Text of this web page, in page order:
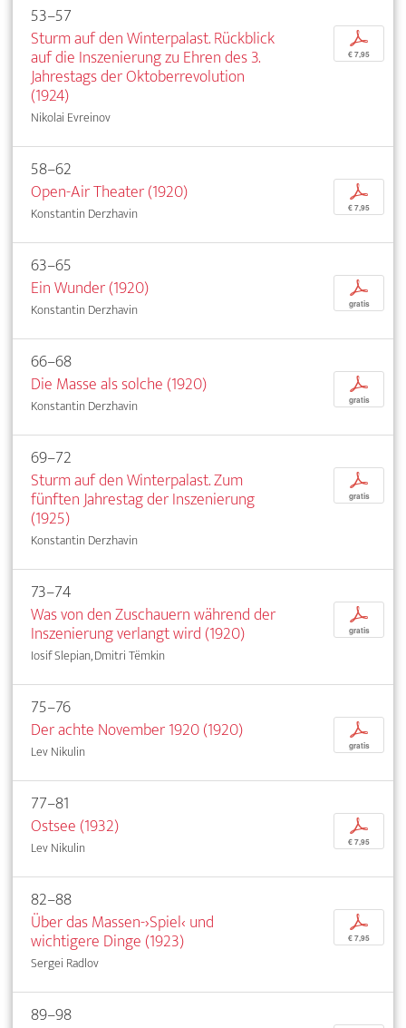
53–57
Sturm auf den Winterpalast. Rückblick
auf die Inszenierung zu Ehren des 3.
Jahrestags der Oktoberrevolution
(1924)
Nikolai Evreinov
p
€ 7,95
58–62
Open-Air Theater (1920)
Konstantin Derzhavin
p
€ 7,95
63–65
Ein Wunder (1920)
Konstantin Derzhavin
p
gratis
66–68
Die Masse als solche (1920)
Konstantin Derzhavin
p
gratis
69–72
Sturm auf den Winterpalast. Zum
fünften Jahrestag der Inszenierung
(1925)
Konstantin Derzhavin
p
gratis
73–74
Was von den Zuschauern während der
Inszenierung verlangt wird (1920)
Iosif Slepian, Dmitri Tëmkin
p
gratis
75–76
Der achte November 1920 (1920)
Lev Nikulin
p
gratis
77–81
Ostsee (1932)
Lev Nikulin
p
€ 7,95
82–88
Über das Massen-›Spiel‹ und
wichtigere Dinge (1923)
Sergei Radlov
p
€ 7,95
89–98